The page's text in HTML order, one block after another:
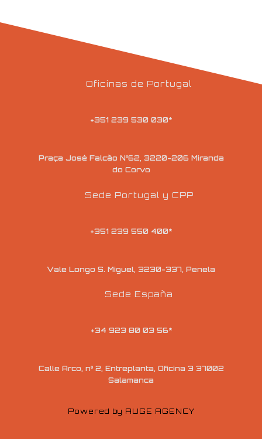
Oficinas de Portugal
+351 239 530 030*
Praça José Falcão Nº62, 3220-206 Miranda
do Corvo
Sede Portugal y CPP
+351 239 550 400*
Vale Longo S. Miguel, 3230-337, Penela
Sede España
+34 923 80 03 56*
Calle Arco, nº 2, Entreplanta, Oficina 3 37002
Salamanca
Powered by AUGE AGENCY